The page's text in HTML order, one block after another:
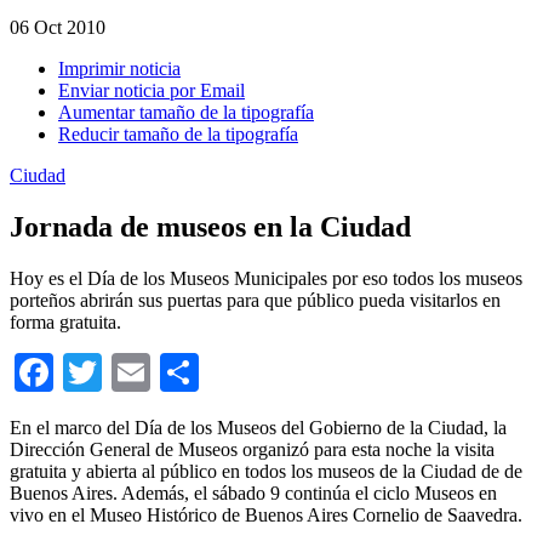
06 Oct 2010
Imprimir noticia
Enviar noticia por Email
Aumentar tamaño de la tipografía
Reducir tamaño de la tipografía
Ciudad
Jornada de museos en la Ciudad
Hoy es el Día de los Museos Municipales por eso todos los museos
porteños abrirán sus puertas para que público pueda visitarlos en
forma gratuita.
Facebook
TwitterEmail
En el marco del Día de los Museos del Gobierno de la Ciudad, la
Dirección General de Museos organizó para esta noche la visita
gratuita y abierta al público en todos los museos de la Ciudad de de
Buenos Aires. Además, el sábado 9 continúa el ciclo Museos en
vivo en el Museo Histórico de Buenos Aires Cornelio de Saavedra.